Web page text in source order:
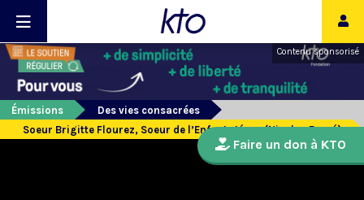
Contenu sponsorisé
Émissions
Des vies consacrées
Soeur Brigitte Flourez, Soeur de l’Enfant-Jésus (Nicolas Barré)
Faire un don à KTO